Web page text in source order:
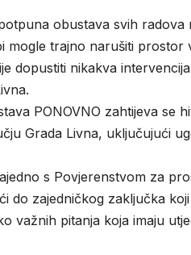
obustava svih radova
mogle trajno narušiti prostor
dopustiti nikakva
PONOVNO zahtijeva se
Grada Livna, uključujući
s Povjerenstvom za
do zajedničkog zaključka
važnih pitanja koja imaju